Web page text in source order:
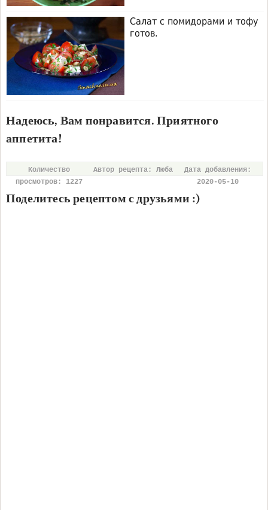
Салат с помидорами и тофу
готов.
Надеюсь, Вам понравится. Приятного
аппетита!
Количество
просмотров: 1227
Автор рецепта: Люба
Дата добавления:
2020-05-10
Поделитесь рецептом с друзьями :)